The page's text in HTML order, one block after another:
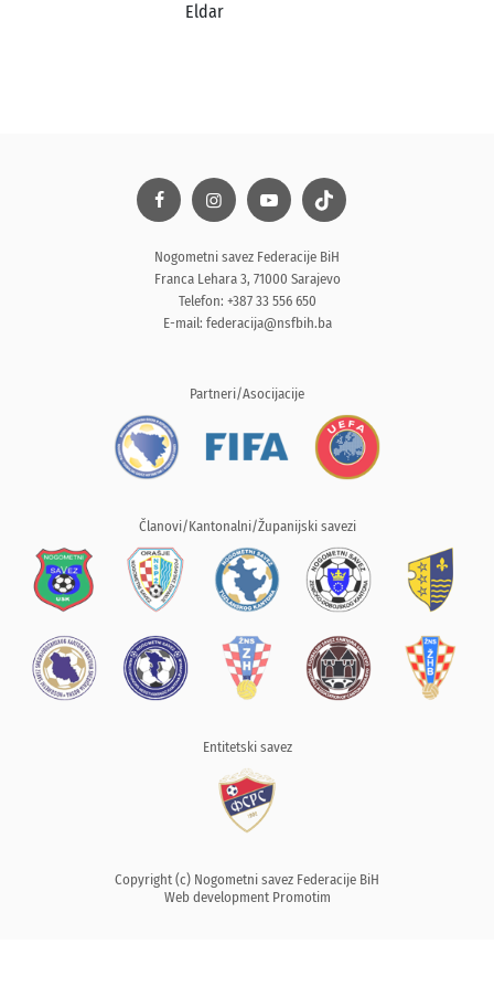
Eldar
Nogometni savez Federacije BiH
Franca Lehara 3, 71000 Sarajevo
Telefon: +387 33 556 650
E-mail: federacija@nsfbih.ba
Partneri/Asocijacije
Članovi/Kantonalni/Županijski savezi
Entitetski savez
Copyright (c) Nogometni savez Federacije BiH
Web development Promotim